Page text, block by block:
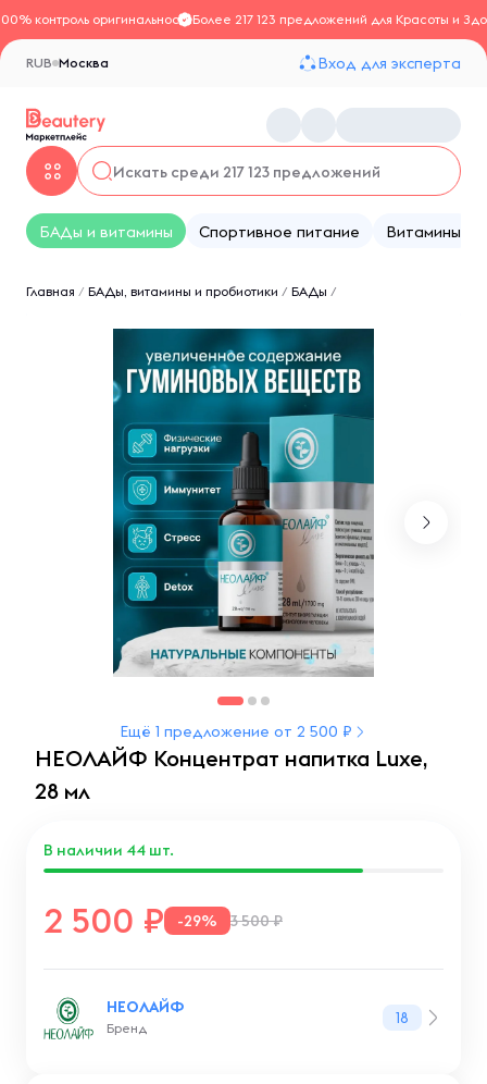
контроль оригинальностиБолее 217 123 предложений для Красоты и
Москва
RUB Вход для эксперта
БАДы и витамины Спортивное питание Витамины
Главная / БАДы, витамины и пробиотики / БАДы /
Ещё 1 предложение от 2 500 ₽
НЕОЛАЙФ Концентрат напитка Luxe,
28 мл
2 500 -29% 3 500 ₽
В наличии 44 шт.
НЕОЛАЙФ
Бренд
18